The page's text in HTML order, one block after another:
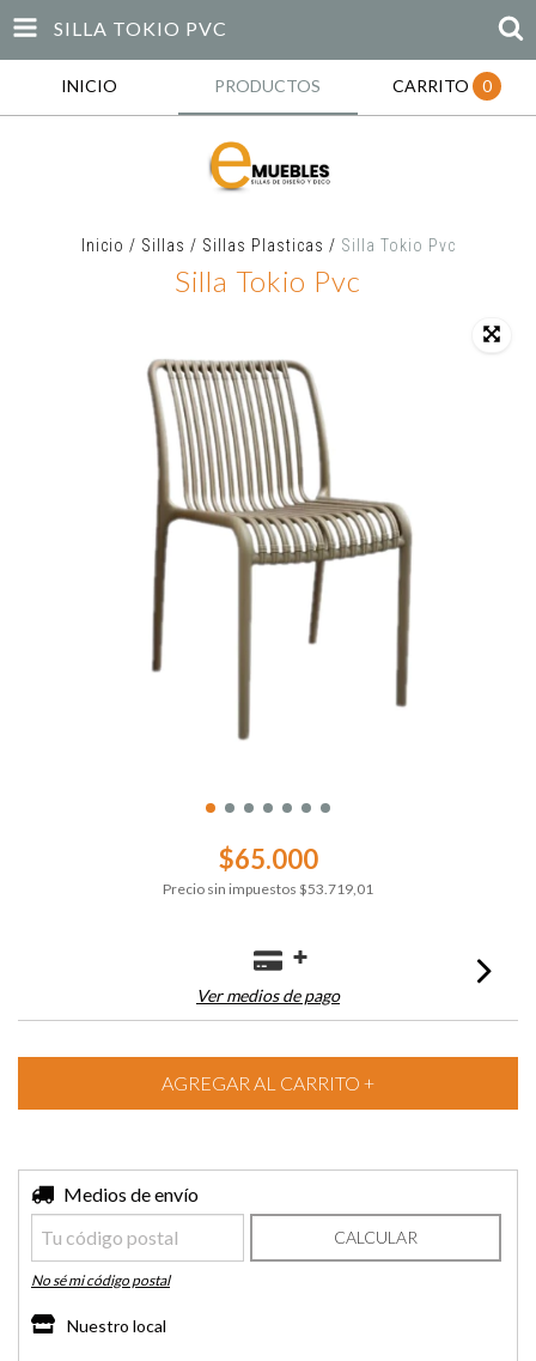
SILLA TOKIO PVC
INICIO PRODUCTOS CARRITO 0
Inicio / Sillas / Sillas Plasticas / Silla Tokio Pvc
Silla Tokio Pvc
$65.000
Precio sin impuestos $53.719,01
Ver medios de pago
Entregas para el CP:
Medios de envío
CALCULAR
No sé mi código postal
Nuestro local